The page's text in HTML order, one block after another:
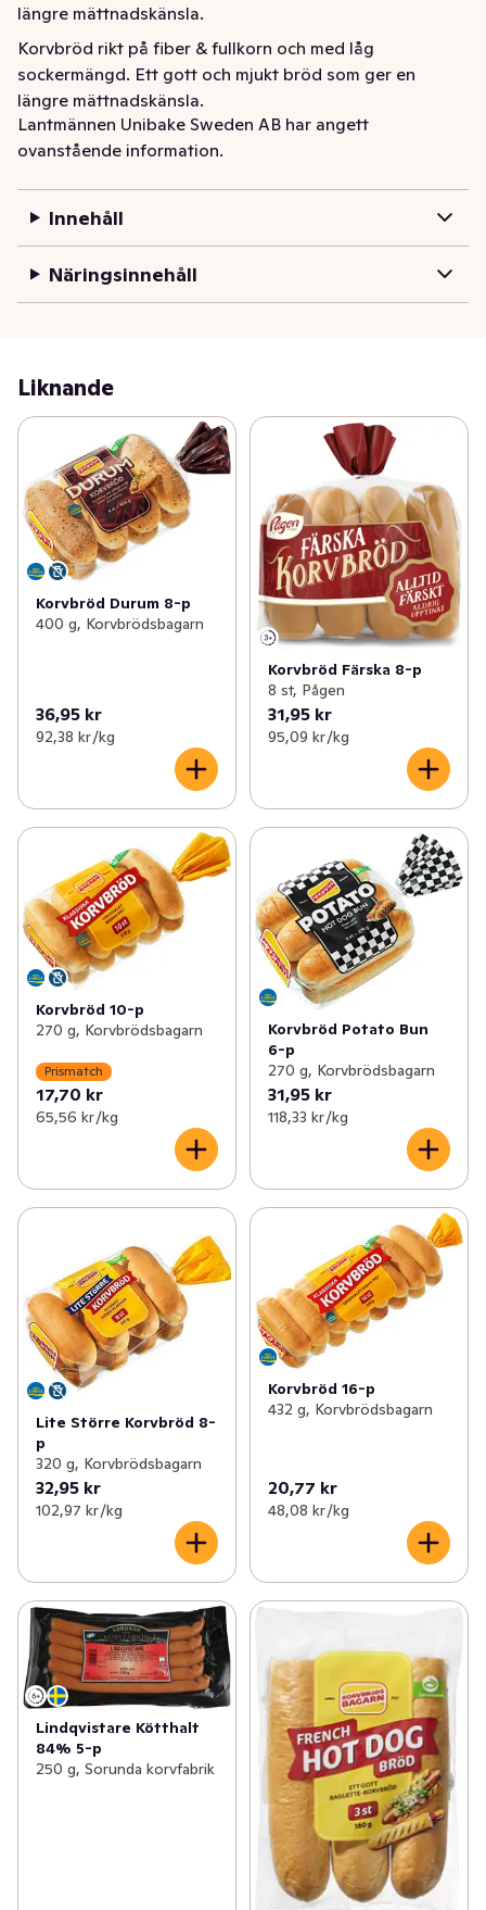
längre mättnadskänsla.
Korvbröd rikt på fiber & fullkorn och med låg
sockermängd. Ett gott och mjukt bröd som ger en
längre mättnadskänsla.
Lantmännen Unibake Sweden AB har angett
ovanstående information.
Innehåll
Näringsinnehåll
Liknande
Korvbröd Durum 8-p
400 g, Korvbrödsbagarn
36,95 kr
92,38 kr /kg
Korvbröd Färska 8-p
8 st, Pågen
31,95 kr
95,09 kr /kg
Korvbröd 10-p
270 g, Korvbrödsbagarn
Prismatch
17,70 kr
65,56 kr /kg
Korvbröd Potato Bun
6-p
270 g, Korvbrödsbagarn
31,95 kr
118,33 kr /kg
Lite Större Korvbröd 8-
p
320 g, Korvbrödsbagarn
32,95 kr
102,97 kr /kg
Korvbröd 16-p
432 g, Korvbrödsbagarn
20,77 kr
48,08 kr /kg
Lindqvistare Kötthalt
84% 5-p
250 g, Sorunda korvfabrik